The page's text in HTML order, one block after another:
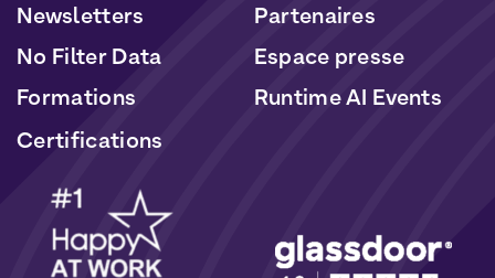
Newsletters
No Filter Data
Formations
Partenaires
Espace presse
Runtime AI Events
Certifications